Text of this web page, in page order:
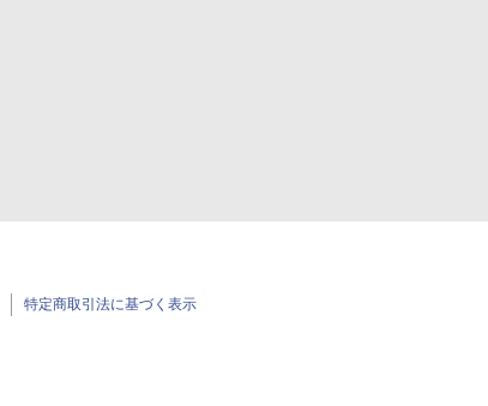
特定商取引法に基づく表示